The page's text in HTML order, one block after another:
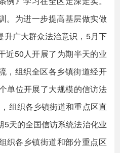
。为进一步提高基层做实做
升广大群众法治意识，5月下
近50人开展了为期半天的业
，组织全区各乡镇街道经开
单位开展了大规模的信访法
组织各乡镇街道和重点区直
天的全国信访系统法治化业
织各乡镇街道和部分重点区